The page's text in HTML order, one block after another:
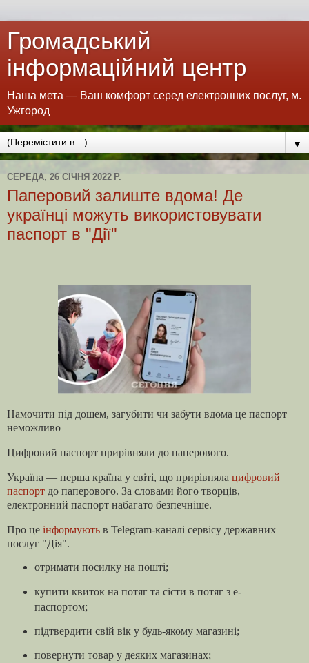
Громадський
інформаційний центр
Наша мета — Ваш комфорт серед електронних послуг, м.
Ужгород
▼
СЕРЕДА, 26 СІЧНЯ 2022 Р.
Паперовий залиште вдома! Де
українці можуть використовувати
паспорт в "Дії"
Намочити під дощем, загубити чи забути вдома це паспорт
неможливо
Цифровий паспорт прирівняли до паперового.
Україна — перша країна у світі, що прирівняла цифровий
паспорт до паперового. За словами його творців,
електронний паспорт набагато безпечніше.
Про це інформують в Telegram-каналі сервісу державних
послуг "Дія".
отримати посилку на пошті;
купити квиток на потяг та сісти в потяг з е-
паспортом;
підтвердити свій вік у будь-якому магазині;
повернути товар у деяких магазинах;